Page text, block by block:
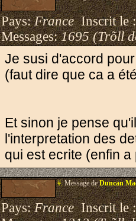
Pays:FranceInscrit le
Messages:1695 (Trõll
Je susi d'accord
(faut dire que ca a
Et sinon je pense
l'interpretation des
qui est ecrite (enfin
#.Message deDuncan
Pays:FranceInscrit le